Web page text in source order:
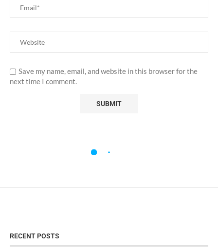
Save my name, email, and website in this browser for the
next time I comment.
RECENT POSTS